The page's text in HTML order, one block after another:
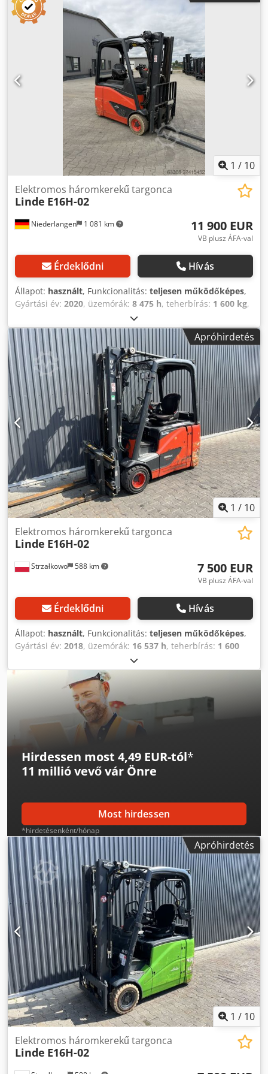
építési magasság:2 200 mm , villa hossza:
hajtástípus:
Elektro, Elektromos, háromkerekű targoncák
Alvázszám: H2X386G07165 Terhelés súlypontja: 500 mm
ISO osztály: ISO osztály 2 = 1000 - 2500 kg Dkedoznpf Aopfx
Anfer Villászerkezet típusa: Standard Állapot: Korlátozottan
használható Műszaki állapot: Rossz Elülső gumiabroncs
típusa: Szuperrugalmas Hátsó gumiabroncs típusa:
Szuperrugalmas Akkumulátor feszültsége: 48V
Akkumulátor típusa: PzS Leírás: Új akkumulátorral.
Oldalirányú eltoló, 3. hidraulikacső.
1 / 10
Niederlangen 1 081 km
Elektromos háromkerekű targonca
Linde E16H-02
11 900 EUR
VB plusz ÁFA-val
Érdeklődni Hívás
Állapot: használt, Funkcionalitás: teljesen működőképes,
Gyártási év: 2020, üzemórák: 8 475 h, teherbírás: 1 600 kg,
4 620 mm, üzemanyagtípus:
elektromos, oszlop típusa:triplex, építési magasság:2 150
mm , hajtástípus:Elektro, Elektromos 3 kerekű targonca
Árboc típusa: Triplex Állapot: Használatra kész és teljesen
működőképes Műszaki állapot: jó Akkumulátor feszültség:
48V Akkumulátor típusa: PzS Akkumulátor gyártási éve:
2020 Dedpfx Anjzpcc Refokr oldalváltás, 3. Szelep,
Apróhirdetés
1 / 10
Strzałkowo 588 km
Elektromos háromkerekű targonca
Linde E16H-02
7 500 EUR
VB plusz ÁFA-val
Érdeklődni Hívás
Állapot: használt, Funkcionalitás: teljesen működőképes,
Gyártási év: 2018, üzemórák: 16 537 h, teherbírás: 1 600
4 925 mm
mm, üzemanyagtípus:elektromos, oszlop típusa:triplex,
építési magasság:2 221 mm
Elektromos 3 kerekű targonca ISO osztály: ISO 2. osztály =
1.000 - 2.500 kg Árboc típusa: Triplex Állapot: használatra
kész és teljesen működőképes Dkjdpfxjzgp Tds Anfor
Műszaki állapot: jó Akkumulátor Volt: 48V Oldalváltó, 3.
szelep, 4. szelep,
Hirdessen most 4,49 EUR-tól*
11 millió vevővár Önre
Most hirdessen
*hirdetésenként/hónap
Apróhirdetés
1 / 10
Elektromos háromkerekű targonca
Linde E16H-02